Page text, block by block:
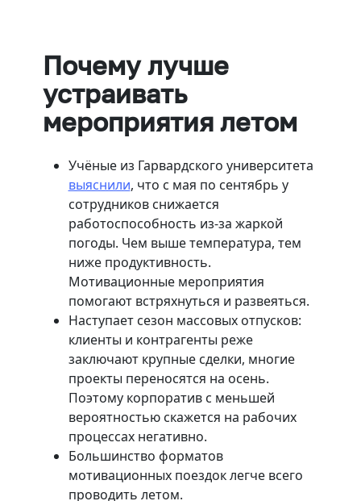
Почему лучше
устраивать
мероприятия летом
Учёные из Гарвардского университета
выяснили, что с мая по сентябрь у
сотрудников снижается
работоспособность из-за жаркой
погоды. Чем выше температура, тем
ниже продуктивность.
Мотивационные мероприятия
помогают встряхнуться и развеяться.
Наступает сезон массовых отпусков:
клиенты и контрагенты реже
заключают крупные сделки, многие
проекты переносятся на осень.
Поэтому корпоратив с меньшей
вероятностью скажется на рабочих
процессах негативно.
Большинство форматов
мотивационных поездок легче всего
проводить летом.